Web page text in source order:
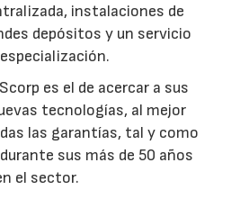
instalaciones de
depósitos y un servicio
es el de acercar a sus
tecnologías, al mejor
las garantías, tal y como
sus más de 50 años
el sector.